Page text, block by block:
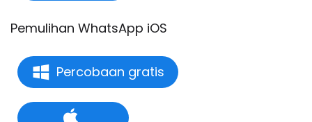
Pemulihan WhatsApp iOS
Percobaan gratis